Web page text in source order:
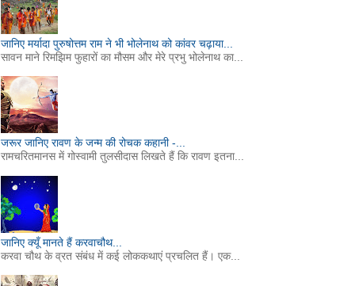
जानिए मर्यादा पुरुषोत्तम राम ने भी भोलेनाथ को कांवर चढ़ाया...
सावन माने रिमझिम फुहारों का मौसम और मेरे प्रभु भोलेनाथ का...
जरूर जानिए रावण के जन्म की रोचक कहानी -...
रामचरितमानस में गोस्वामी तुलसीदास लिखते हैं कि रावण इतना...
जानिए क्यूँ मानते हैं करवाचौथ...
करवा चौथ के व्रत संबंध में कई लोककथाएं प्रचलित हैं। एक...